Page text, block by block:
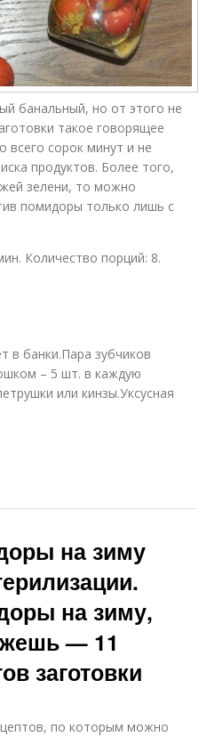
банальный, но от этого не
такое говорящее
всего сорок минут и не
продуктов. Более того,
зелени, то можно
помидоры только лишь с
Количество порций: 8.
в банки.Пара зубчиков
– 5 шт. в каждую
или кинзы.Уксусная
на зиму
на зиму,
— 11
заготовки
по которым можно